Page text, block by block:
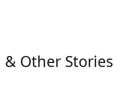
& Other Stories